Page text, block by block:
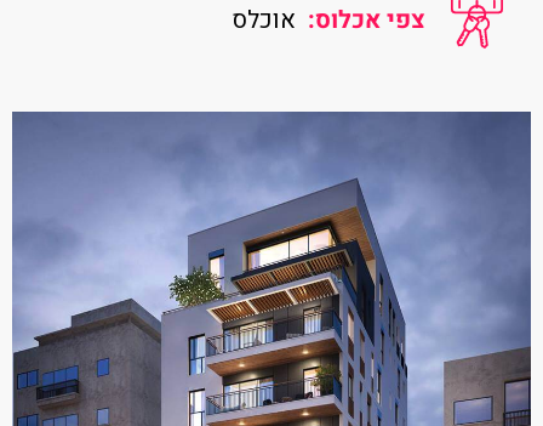
צפי אכלוס: אוכלס